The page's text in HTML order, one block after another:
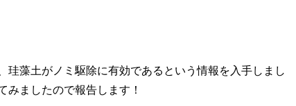
珪藻土がノミ駆除に有効であるという情報を入手しまし
みましたので報告します！